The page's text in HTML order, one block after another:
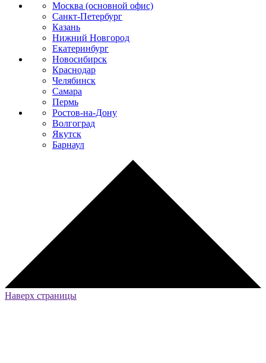
Москва (основной офис)
Санкт-Петербург
Казань
Нижний Новгород
Екатеринбург
Новосибирск
Краснодар
Челябинск
Самара
Пермь
Ростов-на-Дону
Волгоград
Якутск
Барнаул
Наверх страницы